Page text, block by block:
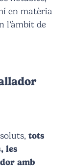
en matèria
l’àmbit de
tots
les
amb